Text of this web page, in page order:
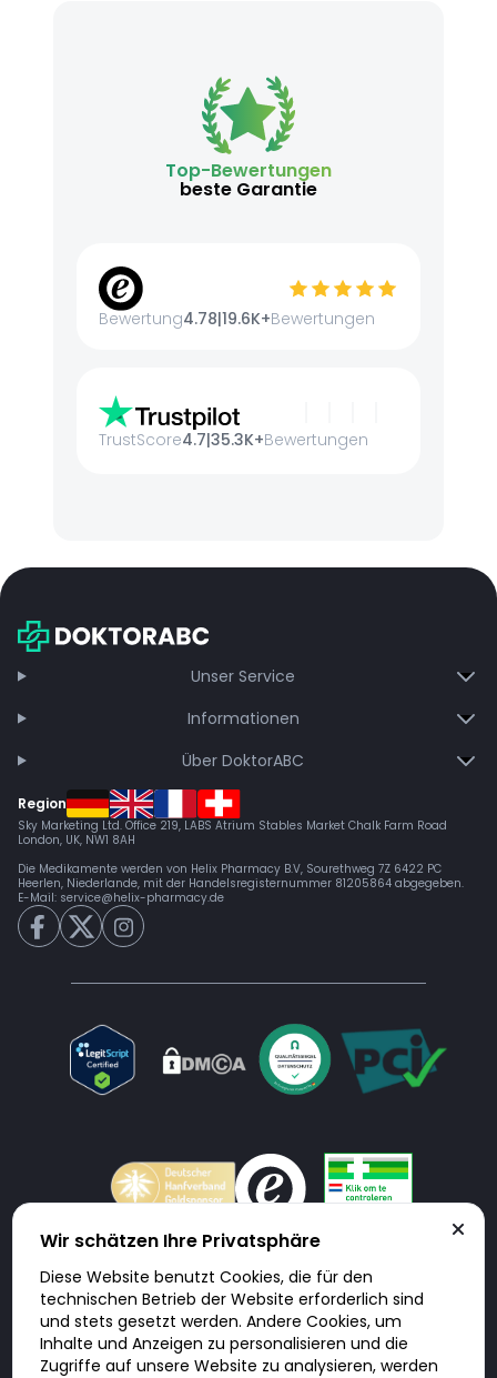
Top-Bewertungen
beste Garantie
Bewertung4.78|19.6K+Bewertungen
TrustScore4.7|35.3K+Bewertungen
Unser Service
Informationen
Über DoktorABC
Region
Sky Marketing Ltd. Office 219, LABS Atrium Stables Market Chalk Farm Road
London, UK, NW1 8AH
Die Medikamente werden von Helix Pharmacy B.V, Sourethweg 7Z 6422 PC
Heerlen, Niederlande, mit der Handelsregisternummer 81205864 abgegeben.
E-Mail: service@helix-pharmacy.de
Doktorabc.com ist eine Vermittlungsplattform. Doktorabc ist ausdrücklich
keine Internetapotheke. Doktorabc bietet keine Medikamente oder
sonstige Produkte an oder liefert diese. Jegliche Informationen zu
Produkten, Medikamenten und Preisen auf der Internetseite beinhalten
kein Angebot von Doktorabc an Sie. Für die Einhaltung der in Ihrem Land
geltenden Gesetze und sonstigen Rechtsvorschriften sind Sie als Nutzer
selbst verantwortlich. Die Nutzung unseres Services auf Doktorabc durch
Wir schätzen Ihre Privatsphäre
Diese Website benutzt Cookies, die für den
technischen Betrieb der Website erforderlich sind
und stets gesetzt werden. Andere Cookies, um
Inhalte und Anzeigen zu personalisieren und die
Zugriffe auf unsere Website zu analysieren, werden